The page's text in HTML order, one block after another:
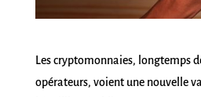
Les cryptomonnaies, longtemps
opérateurs, voient une nouvelle